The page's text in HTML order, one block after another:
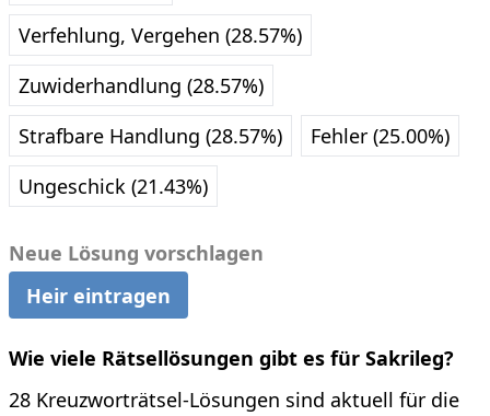
Verfehlung, Vergehen (28.57%)
Zuwiderhandlung (28.57%)
Strafbare Handlung (28.57%)
Fehler (25.00%)
Ungeschick (21.43%)
Neue Lösung vorschlagen
Heir eintragen
Wie viele Rätsellösungen gibt es für Sakrileg?
28 Kreuzworträtsel-Lösungen sind aktuell für die